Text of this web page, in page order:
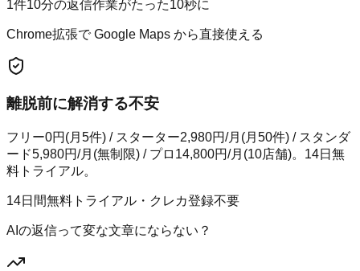
1件10分の返信作業がたった10秒に
Chrome拡張で Google Maps から直接使える
離脱前に解消する不安
フリー0円(月5件) / スターター2,980円/月(月50件) / スタンダ
ード5,980円/月(無制限) / プロ14,800円/月(10店舗)。14日無
料トライアル。
14日間無料トライアル・クレカ登録不要
AIの返信って変な文章にならない？